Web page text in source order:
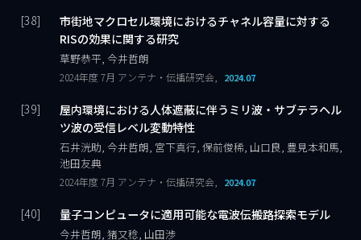
市街地マクロセル環境におけるチャネル容量に対する
RISの効果に関する研究
草野恭平, 今井哲朗
2024年度 7月 アンテナ・伝播研究会, 2024.07
屋内環境における人体遮蔽に伴うミリ波・サブテラヘル
ツ波の受信レベル変動特性
石井洸助, 今井哲朗, 宮下真行, 保前俊稀, 山口良, 豊見本和馬,
池田友典
2024年度 7月 アンテナ・伝播研究会, 2024.07
量子コンピュータに適用可能な電波伝搬路探索モデル
今井哲朗, 猪又稔, 山田渉